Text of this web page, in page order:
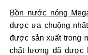
Bồn nước nóng
được ưa chuộng
được sản xuất trong
chất lượng đã được